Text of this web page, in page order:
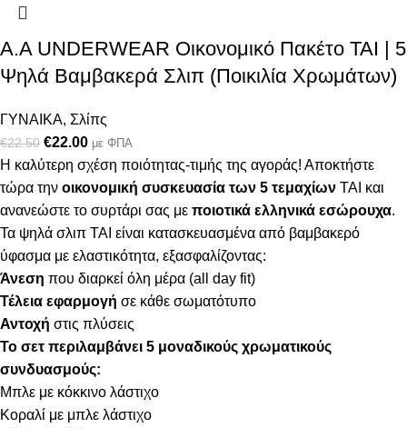
A.A UNDERWEAR Οικονομικό Πακέτο TAI | 5
Ψηλά Βαμβακερά Σλιπ (Ποικιλία Χρωμάτων)
ΓΥΝΑΙΚΑ, Σλίπς
€22.50 €22.00 με ΦΠΑ
Η καλύτερη σχέση ποιότητας-τιμής της αγοράς! Αποκτήστε
τώρα την οικονομική συσκευασία των 5 τεμαχίων TAI και
ανανεώστε το συρτάρι σας με ποιοτικά ελληνικά εσώρουχα.
Τα ψηλά σλιπ TAI είναι κατασκευασμένα από βαμβακερό
ύφασμα με ελαστικότητα, εξασφαλίζοντας:
Άνεση που διαρκεί όλη μέρα (all day fit)
Τέλεια εφαρμογή σε κάθε σωματότυπο
Αντοχή στις πλύσεις
Το σετ περιλαμβάνει 5 μοναδικούς χρωματικούς
συνδυασμούς:
Μπλε με κόκκινο λάστιχο
Κοραλί με μπλε λάστιχο